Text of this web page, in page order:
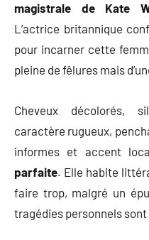
magistrale de Kate
L’actrice britannique
pour incarner cette
pleine de fêlures mais
Cheveux décolorés,
caractère rugueux,
informes et accent
parfaite. Elle habite
faire trop, malgré un
tragédies personnels